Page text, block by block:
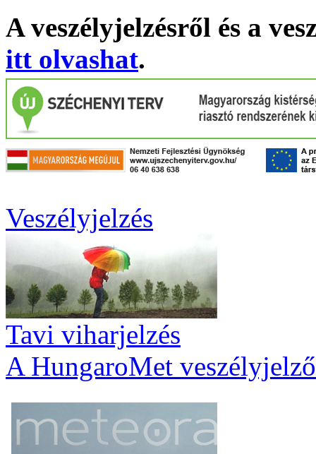
A veszélyjelzésről és a
itt olvashat.
Veszélyjelzés
Tavi viharjelzés
A HungaroMet